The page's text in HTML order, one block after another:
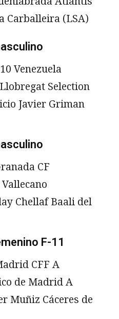
Carballeira (LSA)
Venezuela
Selection
Javier Griman
CF
Chellaf Baali del
F-11
CFF A
de Madrid A
Muñiz Cáceres de